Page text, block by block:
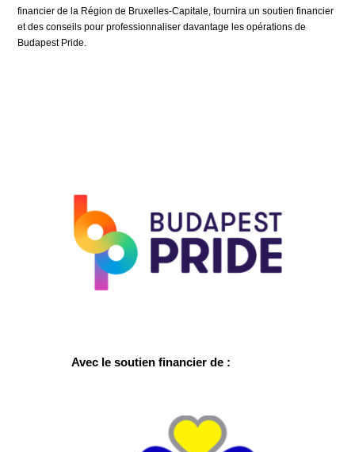
financier de la Région de Bruxelles-Capitale, fournira un soutien financier
et des conseils pour professionnaliser davantage les opérations de
Budapest Pride.
Avec le soutien financier de :